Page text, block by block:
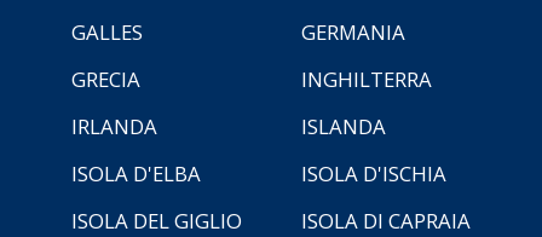
GALLES
GERMANIA
GRECIA
INGHILTERRA
IRLANDA
ISLANDA
ISOLA D'ELBA
ISOLA D'ISCHIA
ISOLA DEL GIGLIO
ISOLA DI CAPRAIA